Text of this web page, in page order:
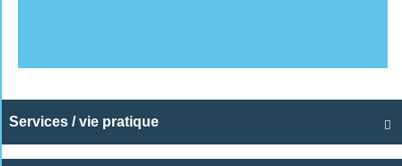

Services / vie pratique